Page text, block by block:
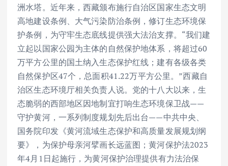
洲水塔。近年来，西藏颁布施行自治区国家生态文明
高地建设条例、大气污染防治条例，修订生态环境保
护条例，为守牢生态底线提供强大法治支撑。“我们建
立起以国家公园为主体的自然保护地体系，将超过60
万平方公里的国土纳入生态保护红线；建有各级各类
自然保护区47个，总面积41.22万平方公里。”西藏自
治区生态环境厅相关负责人说。党的十八大以来，生
态脆弱的西部地区因地制宜打响生态环境保卫战——
守护黄河，一系列制度规划先后出台——中共中央、
国务院印发《黄河流域生态保护和高质量发展规划纲
要》，为保护母亲河擘画长远蓝图；黄河保护法2023
年4月1日起施行，为黄河保护治理提供有力法治保